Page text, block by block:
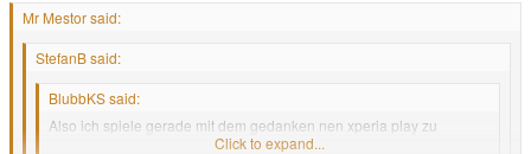
Mr Mestor said:
StefanB said:
BlubbKS said:
Also ich spiele gerade mit dem gedanken nen xperia play zu
kaufen... Naja, mal schauenClick to expand...